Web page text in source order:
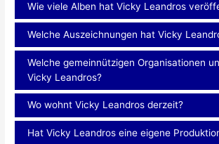
Wie viele Alben hat Vicky Leandros
Welche Auszeichnungen hat Vicky
Welche gemeinnützigen Organisationen
Vicky Leandros?
Wo wohnt Vicky Leandros derzeit?
Hat Vicky Leandros eine eigene